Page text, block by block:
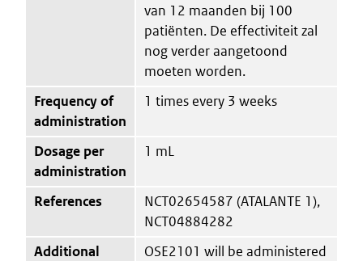
van 12 maanden bij 100
patiënten. De effectiviteit zal
nog verder aangetoond
moeten worden.
Frequency of
administration
1 times every 3 weeks
Dosage per
administration
1 mL
References
NCT02654587 (ATALANTE 1),
NCT04884282
Additional
OSE2101 will be administered